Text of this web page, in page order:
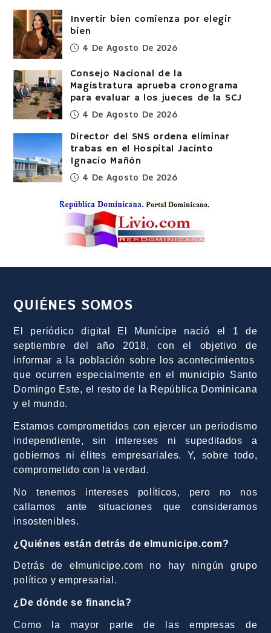
Invertir bien comienza por elegir
bien
4 De Agosto De 2026
Consejo Nacional de la
Magistratura aprueba cronograma
para evaluar a los jueces de la SCJ
4 De Agosto De 2026
Director del SNS ordena eliminar
trabas en el Hospital Jacinto
Ignacio Mañón
4 De Agosto De 2026
QUIÉNES SOMOS
El periódico digital El Munícipe nació el 1 de
septiembre del año 2018, con el objetivo de
informar a la población sobre los acontecimientos
que ocurren especialmente en el municipio Santo
Domingo Este, el resto de la República Dominicana
y el mundo.
Estamos comprometidos con ejercer un periodismo
independiente, sin intereses ni supeditados a
gobiernos ni élites empresariales. Y, sobre todo,
comprometido con la verdad.
No tenemos intereses políticos, pero no nos
callamos ante situaciones que consideramos
insostenibles.
¿Quiénes están detrás de elmunicipe.com?
Detrás de elmunicipe.com no hay ningún grupo
político y empresarial.
¿De dónde se financia?
Como la mayor parte de las empresas de